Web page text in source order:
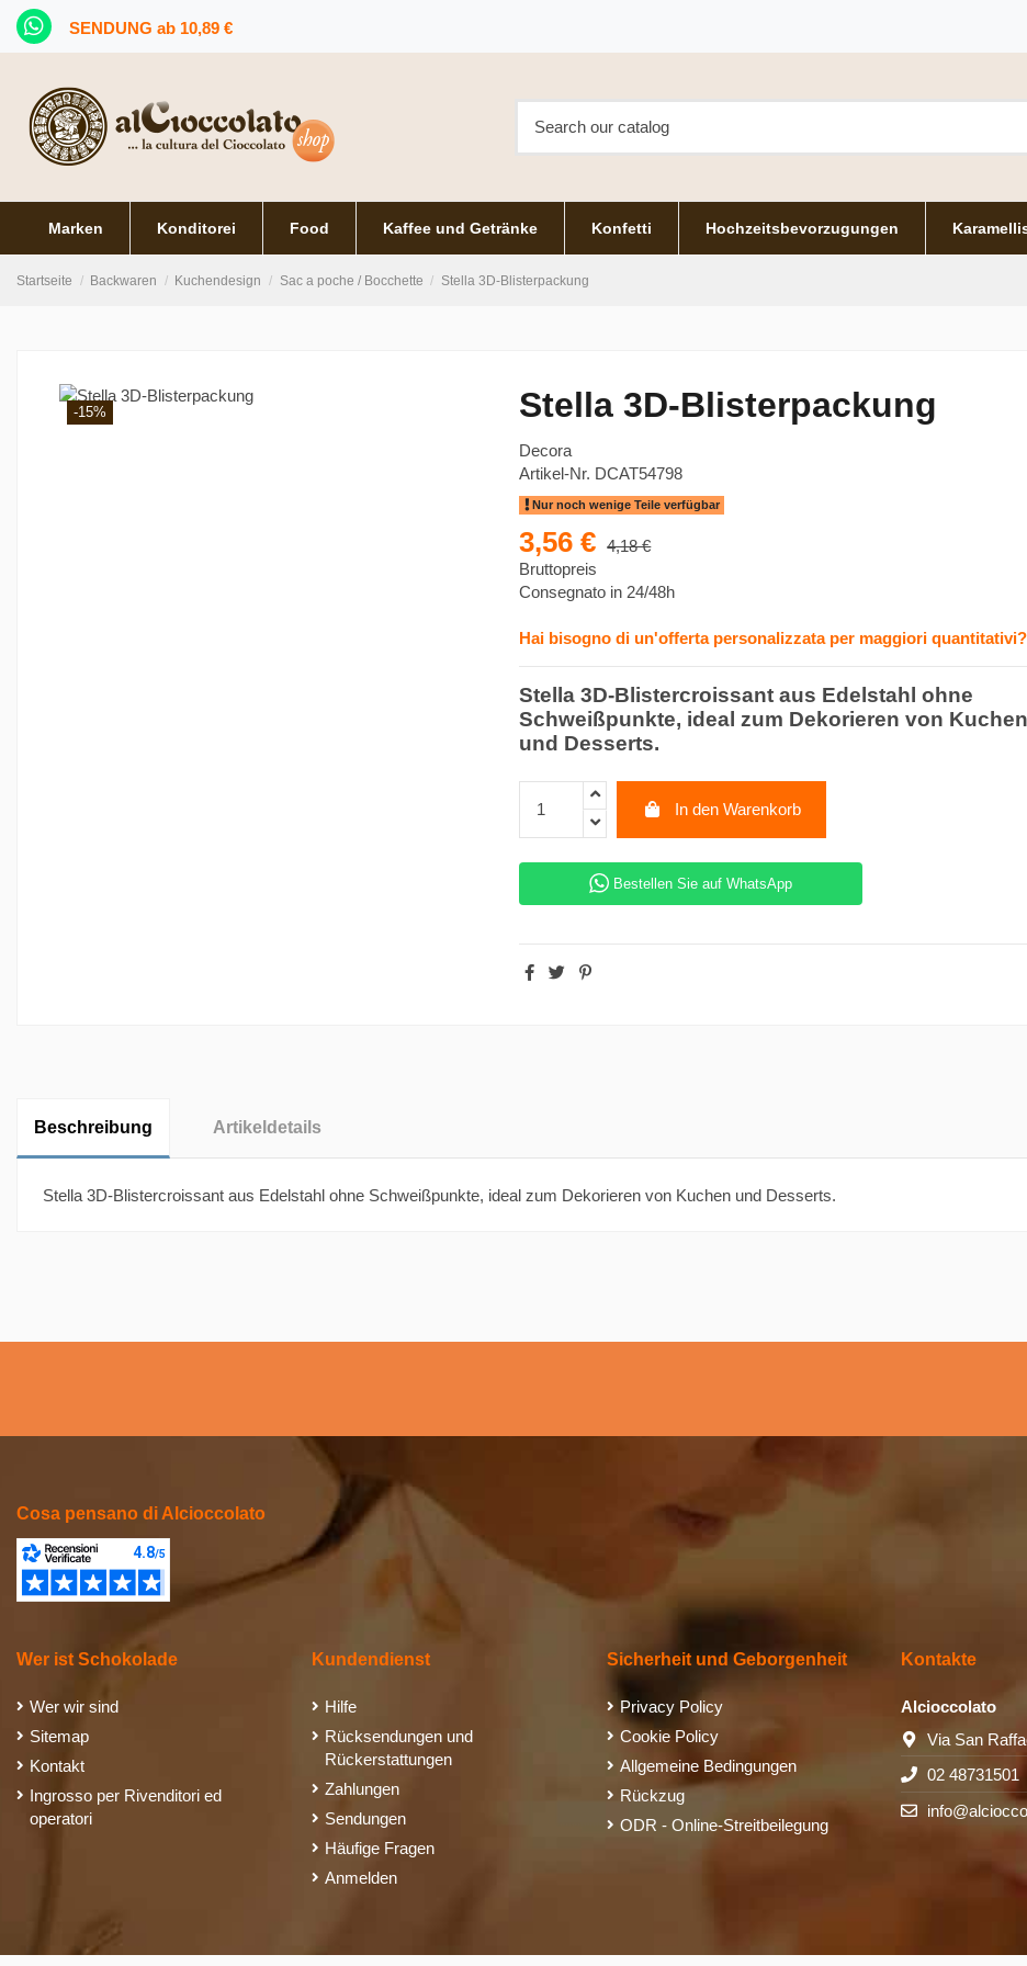
SENDUNG ab 10,89 €
Marken Konditorei Food Kaffee und Getränke Konfetti Hochzeitsbevorzugungen
Startseite Backwaren Kuchendesign Sac a poche / Bocchette Stella 3D-Blisterpackung
-15% Stella 3D-Blisterpackung
Decora
Artikel-Nr. DCAT54798
Nur noch wenige Teile verfügbar
3,56 €
4,18 €
Bruttopreis
Consegnato in 24/48h
Hai bisogno di un'offerta personalizzata per maggiori
Stella 3D-Blistercroissant aus Edelstahl ohne
Schweißpunkte, ideal zum Dekorieren von Kuchen
und Desserts.
In den Warenkorb
Bestellen Sie auf WhatsApp
Beschreibung Artikeldetails
Stella 3D-Blistercroissant aus Edelstahl ohne Schweißpunkte, ideal zum Dekorieren von Kuchen und Desserts.
Cosa pensano di Alcioccolato
Wer ist Schokolade
Wer wir sind
Sitemap
Kontakt
Ingrosso per Rivenditori ed
operatori
Kundendienst
Hilfe
Rücksendungen und
Rückerstattungen
Zahlungen
Sendungen
Häufige Fragen
Anmelden
Sicherheit und Geborgenheit
Privacy Policy
Cookie Policy
Allgemeine Bedingungen
Rückzug
ODR - Online-Streitbeilegung
Kontakte
Alcioccolato
Via San
02 48731501